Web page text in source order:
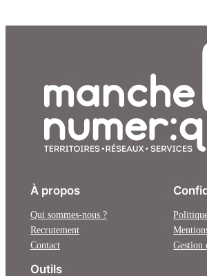
À propos
Qui sommes-nous ?
Recrutement
Contact
Gestion
Outils